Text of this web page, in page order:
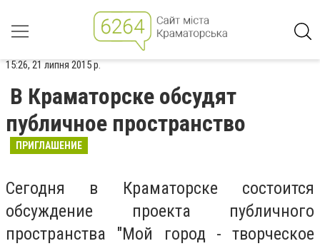
15:26, 21 липня 2015 р.
В Краматорске обсудят
публичное пространство
ПРИГЛАШЕНИЕ
Сегодня в Краматорске состоится
обсуждение проекта публичного
пространства "Мой город - творческое